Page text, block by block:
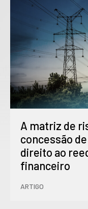
A matriz de
concessão
direito ao
financeiro
ARTIGO